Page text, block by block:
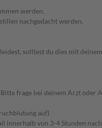
werden.
nachgedacht werden.
solltest du dies mit
frage bei deinem Arzt
auf)
von 3-4 Stunden